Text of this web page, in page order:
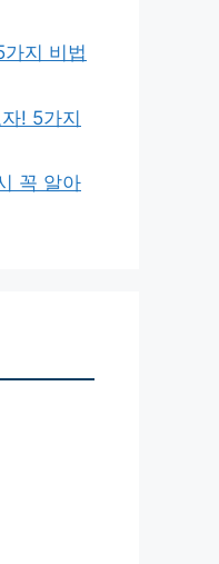
지 비법
! 5가지
꼭 알아